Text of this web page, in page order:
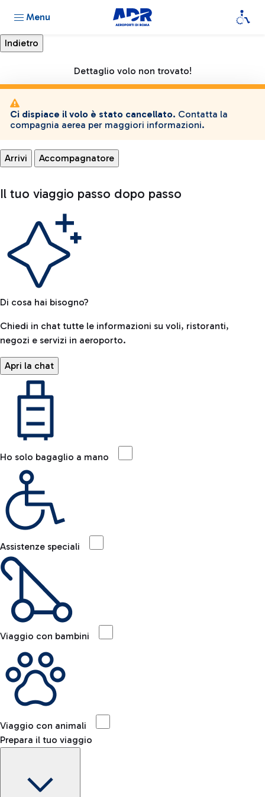
Menu
Dettaglio volo non trovato!
Ci dispiace il volo è stato cancellato. Contatta la
compagnia aerea per maggiori informazioni.
Arrivi Accompagnatore
Il tuo viaggio passo dopo passo
Di cosa hai bisogno?
Chiedi in chat tutte le informazioni su voli, ristoranti,
negozi e servizi in aeroporto.
Apri la chat
Ho solo bagaglio a mano
Assistenze speciali
Viaggio con bambini
Viaggio con animali
Prepara il tuo viaggio